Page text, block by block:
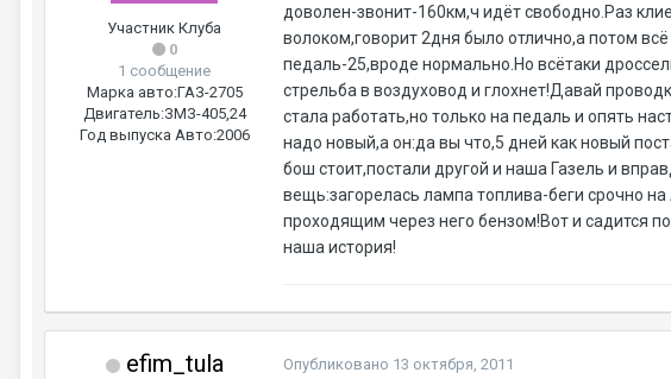
Участник Клуба
0
1 сообщение
Марка авто:ГАЗ-2705
Двигатель:ЗМЗ-405,24
Год выпуска Авто:2006
доволен-звонит-160км,ч идёт свободно.Раз
волоком,говорит 2дня было отлично,а потом
педаль-25,вроде нормально.Но всётаки
стрельба в воздуховод и глохнет!Давай
стала работать,но только на педаль и опять
надо новый,а он:да вы что,5 дней как новый
бош стоит,постали другой и наша Газель и
вещь:загорелась лампа топлива-беги срочно
проходящим через него бензом!Вот и садится
наша история!
efim_tula Опубликовано 13 октября, 2011